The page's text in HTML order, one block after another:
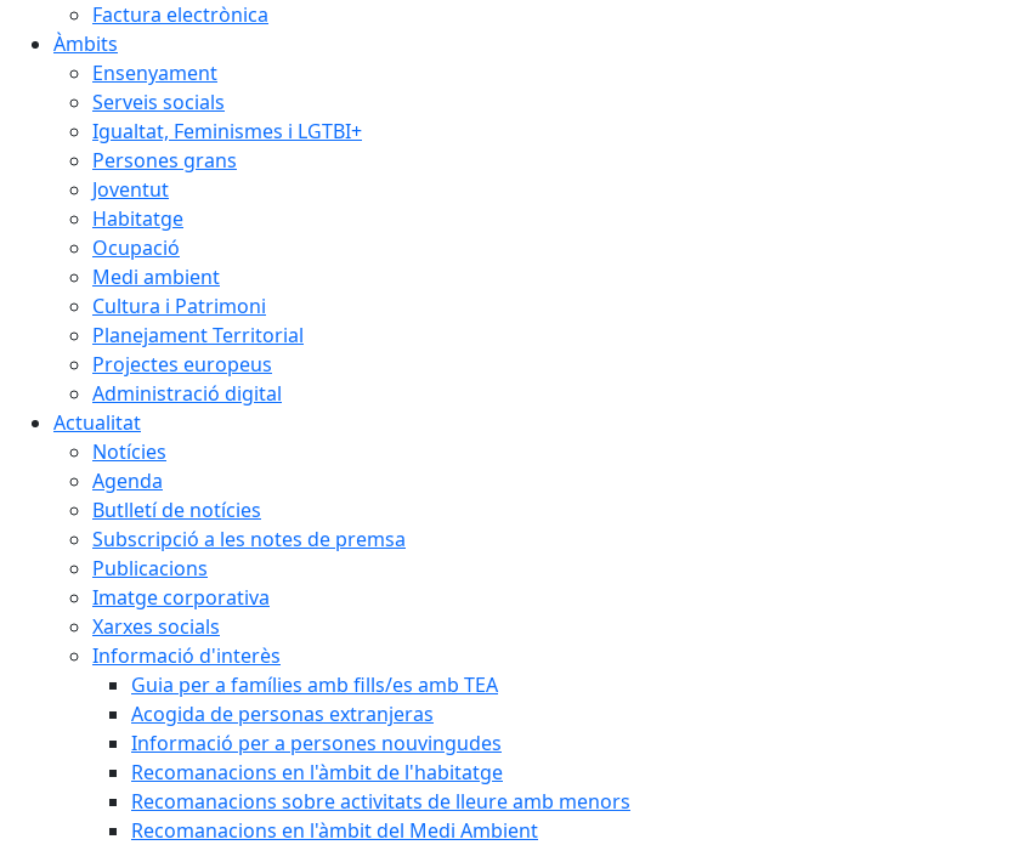
Factura electrònica
Àmbits
Ensenyament
Serveis socials
Igualtat, Feminismes i LGTBI+
Persones grans
Joventut
Habitatge
Ocupació
Medi ambient
Cultura i Patrimoni
Planejament Territorial
Projectes europeus
Administració digital
Actualitat
Notícies
Agenda
Butlletí de notícies
Subscripció a les notes de premsa
Publicacions
Imatge corporativa
Xarxes socials
Informació d'interès
Guia per a famílies amb fills/es amb TEA
Acogida de personas extranjeras
Informació per a persones nouvingudes
Recomanacions en l'àmbit de l'habitatge
Recomanacions sobre activitats de lleure amb menors
Recomanacions en l'àmbit del Medi Ambient